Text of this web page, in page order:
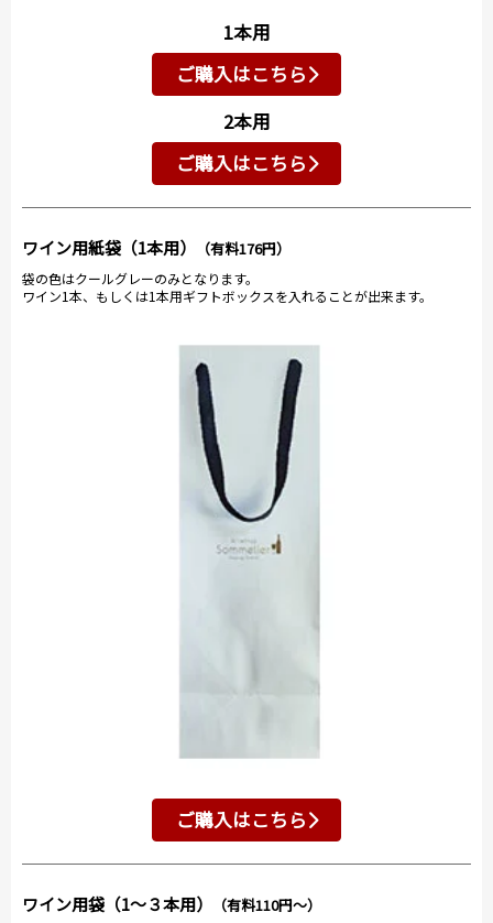
1本用
ご購入はこちら
2本用
ご購入はこちら
ワイン用紙袋（1本用） （有料176円）
袋の色はクールグレーのみとなります。
ワイン1本、もしくは1本用ギフトボックスを入れることが出来ます。
ご購入はこちら
ワイン用袋（1～３本用） （有料110円～）